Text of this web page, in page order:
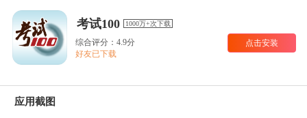
考试100 1000万+次下载
综合评分：4.9分
好友已下载
点击安装
应用截图